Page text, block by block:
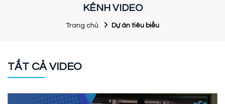
KÊNH VIDEO
Trang chủ Dự án tiêu biểu
TẤT CẢ VIDEO